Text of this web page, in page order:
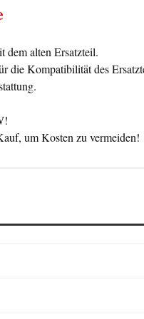
alten Ersatzteil.
die Kompatibilität des
um Kosten zu vermeiden!